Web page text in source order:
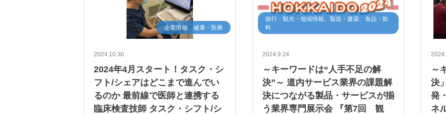
企業情報、健康・医療
2024.10.30
2024年4月スタート！タスク・シ
フト/シェアはどこまで進んでい
るのか 最前線で医師と連携する
臨床検査技師 タスク・シフト/シ
旅行・観光・地域情報、製造・建築、食品・飲
料
2024.9.24
～キーワードは“人手不足の解
決”～ 道内サービス業界の課題解
決につながる製品・サービスが揃
う業界専門展示会 『第7回 観
～
決
発
ネ